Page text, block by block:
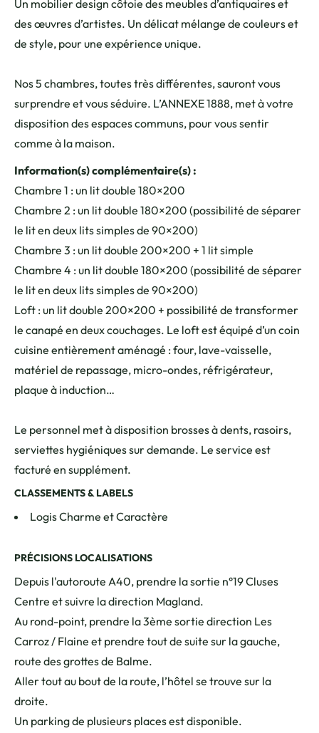
Un mobilier design côtoie des meubles d’antiquaires et
des œuvres d’artistes. Un délicat mélange de couleurs et
de style, pour une expérience unique.
Nos 5 chambres, toutes très différentes, sauront vous
surprendre et vous séduire. L’ANNEXE 1888, met à votre
disposition des espaces communs, pour vous sentir
comme à la maison.
Information(s) complémentaire(s) :
Chambre 1 : un lit double 180×200
Chambre 2 : un lit double 180×200 (possibilité de séparer
le lit en deux lits simples de 90×200)
Chambre 3 : un lit double 200×200 + 1 lit simple
Chambre 4 : un lit double 180×200 (possibilité de séparer
le lit en deux lits simples de 90×200)
Loft : un lit double 200×200 + possibilité de transformer
le canapé en deux couchages. Le loft est équipé d’un coin
cuisine entièrement aménagé : four, lave-vaisselle,
matériel de repassage, micro-ondes, réfrigérateur,
plaque à induction…
Le personnel met à disposition brosses à dents, rasoirs,
serviettes hygiéniques sur demande. Le service est
facturé en supplément.
CLASSEMENTS & LABELS
Logis Charme et Caractère
PRÉCISIONS LOCALISATIONS
Depuis l'autoroute A40, prendre la sortie n°19 Cluses
Centre et suivre la direction Magland.
Au rond-point, prendre la 3ème sortie direction Les
Carroz / Flaine et prendre tout de suite sur la gauche,
route des grottes de Balme.
Aller tout au bout de la route, l’hôtel se trouve sur la
droite.
Un parking de plusieurs places est disponible.